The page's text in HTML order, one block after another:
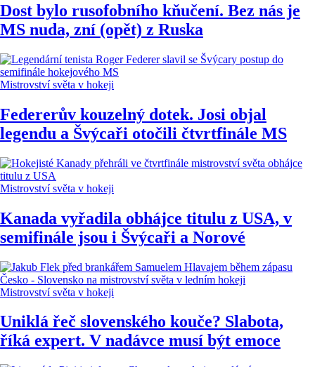
Dost bylo rusofobního kňučení. Bez nás je
MS nuda, zní (opět) z Ruska
Mistrovství světa v hokeji
Federerův kouzelný dotek. Josi objal
legendu a Švýcaři otočili čtvrtfinále MS
Mistrovství světa v hokeji
Kanada vyřadila obhájce titulu z USA, v
semifinále jsou i Švýcaři a Norové
Mistrovství světa v hokeji
Uniklá řeč slovenského kouče? Slabota,
říká expert. V nadávce musí být emoce